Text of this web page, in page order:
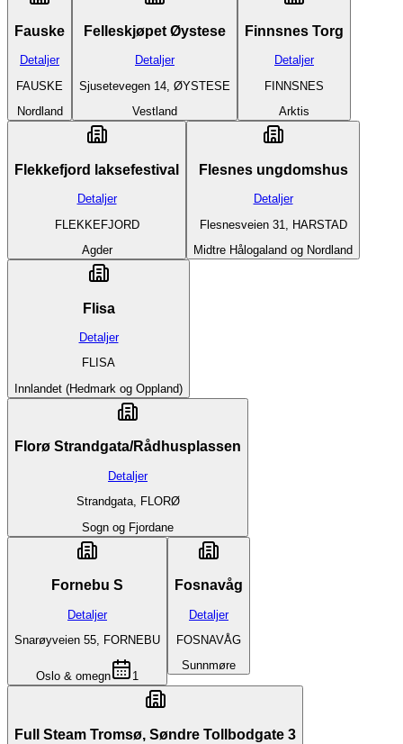
Fauske
Detaljer
FAUSKE
Nordland
Felleskjøpet Øystese
Detaljer
Sjusetevegen 14, ØYSTESE
Vestland
Finnsnes Torg
Detaljer
FINNSNES
Arktis
Flekkefjord laksefestival
Detaljer
FLEKKEFJORD
Agder
Flesnes ungdomshus
Detaljer
Flesnesveien 31, HARSTAD
Midtre Hålogaland og Nordland
Flisa
Detaljer
FLISA
Innlandet (Hedmark og Oppland)
Florø Strandgata/Rådhusplassen
Detaljer
Strandgata, FLORØ
Sogn og Fjordane
Fornebu S
Detaljer
Snarøyveien 55, FORNEBU
Oslo & omegn 1
Fosnavåg
Detaljer
FOSNAVÅG
Sunnmøre
Full Steam Tromsø, Søndre Tollbodgate 3